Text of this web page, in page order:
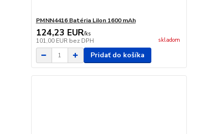
PMNN4416 Batéria LiIon 1600 mAh
124,23 EUR/ks
101,00 EUR bez DPH skladom
Pridať do košíka